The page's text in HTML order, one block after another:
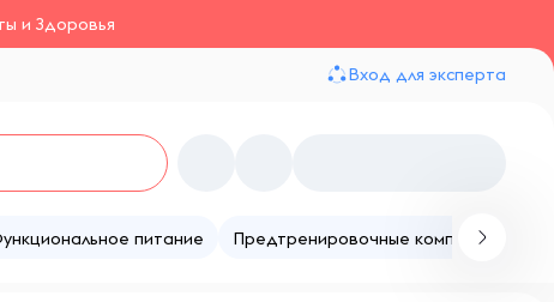
и Здоровья
Вход для эксперта
питание Предтренировочные комплексы